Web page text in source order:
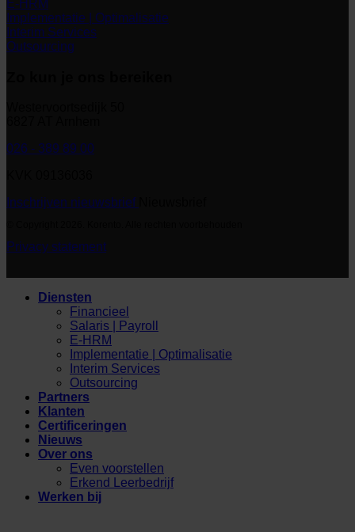
E-HRM
Implementatie | Optimalisatie
Interim Services
Outsourcing
026 - 389 89 00
Inschrijven nieuwsbrief
Privacy statement
Diensten
Financieel
Salaris | Payroll
E-HRM
Implementatie | Optimalisatie
Interim Services
Outsourcing
Partners
Klanten
Certificeringen
Nieuws
Over ons
Even voorstellen
Erkend Leerbedrijf
Werken bij